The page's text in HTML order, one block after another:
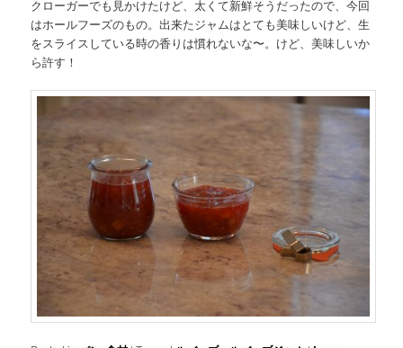
クローガーでも見かけたけど、太くて新鮮そうだったので、今回
はホールフーズのもの。出来たジャムはとても美味しいけど、生
をスライスしている時の香りは慣れないな〜。けど、美味しいか
ら許す！